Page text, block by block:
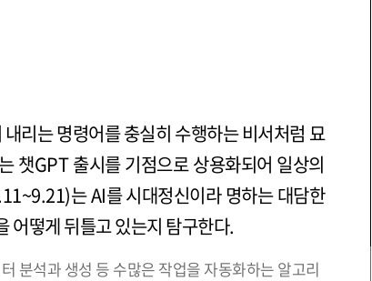
리는 명령어를 충실히 수행하는 비서처럼 묘
챗GPT 출시를 기점으로 상용화되어 일상의
는 AI를 시대정신이라 명하는 대담한
어떻게 뒤틀고 있는지 탐구한다.
분석과 생성 등 수많은 작업을 자동화하는 알고리